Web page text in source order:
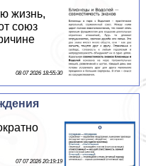
жизнь,
союз
08 07 2026 18:55:30
07 07 2026 20:19:19